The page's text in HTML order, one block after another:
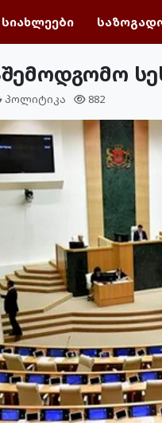
სიახლეები
პოლიტიკა 882